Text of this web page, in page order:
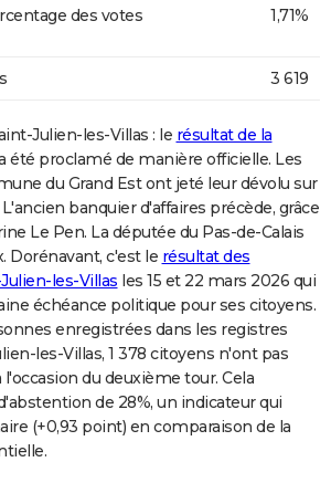
des votes
1,71%
3 619
Julien-les-Villas : le résultat de la
été proclamé de manière officielle. Les
du Grand Est ont jeté leur dévolu sur
banquier d'affaires précède, grâce
Le Pen. La députée du Pas-de-Calais
Dorénavant, c'est le résultat des
les-Villas les 15 et 22 mars 2026 qui
échéance politique pour ses citoyens.
enregistrées dans les registres
les-Villas, 1 378 citoyens n'ont pas
du deuxième tour. Cela
de 28%, un indicateur qui
(+0,93 point) en comparaison de la